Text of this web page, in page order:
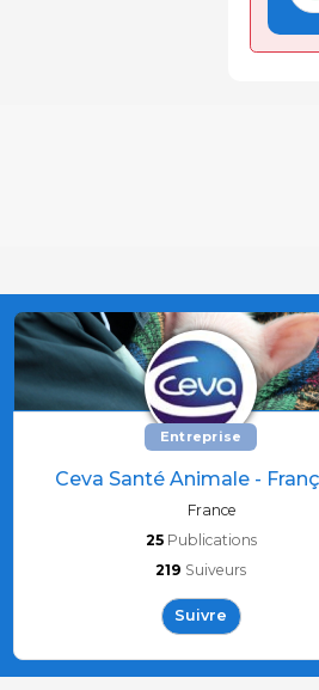
Entreprise
Ceva Santé Animale -
France
25 Publications
219 Suiveurs
Suivre